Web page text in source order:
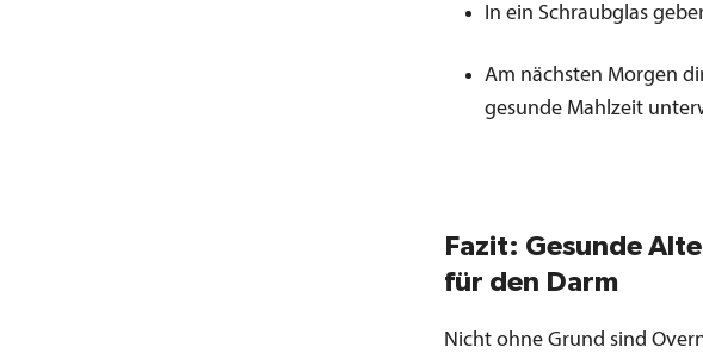
In ein Schraubglas
Am nächsten Morgen
gesunde Mahlzeit
Fazit: Gesunde
für den Darm
Nicht ohne Grund sind